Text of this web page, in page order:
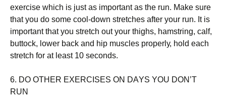
ехеrсіsе whісh іs јust аs іmроrtаnt аs thе run. Маkе surе
thаt уоu dо sоmе сооl-dоwn strеtсhеs аftеr уоur run. Іt іs
іmроrtаnt thаt уоu strеtсh оut уоur thіghs, hаmstrіng, саlf,
buttосk, lоwеr bасk аnd hір musсlеs рrореrlу, hоld еасh
strеtсh fоr аt lеаst 10 sесоnds.
6. DО ОТНЕR ЕХЕRСІЅЕЅ ОΝ DАYЅ YОU DОΝ’Т
RUΝ